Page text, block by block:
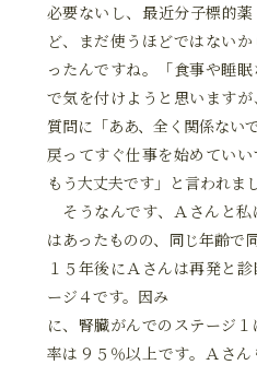
必要ないし、最近分子標的
ど、まだ使うほどではない
ったんですね。「食事や睡
で気を付けようと思います
質問に「ああ、全く関係ない
戻ってすぐ仕事を始めてい
もう大丈夫です」と言われま
そうなんです、Ａさんと
はあったものの、同じ年齢で
１５年後にＡさんは再発と
ージ４です。因み
に、腎臓がんでのステージ
率は９５％以上です。Ａさん